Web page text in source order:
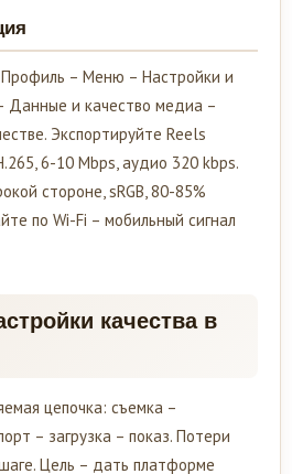
– Меню – Настройки и
Данные и качество медиа –
Экспортируйте Reels
6-10 Mbps, аудио 320 kbps.
стороне, sRGB, 80-85%
по Wi-Fi – мобильный сигнал
качества в
цепочка: съемка –
– загрузка – показ. Потери
Цель – дать платформе